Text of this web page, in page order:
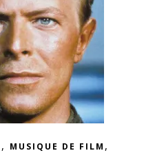
, MUSIQUE DE FILM ,